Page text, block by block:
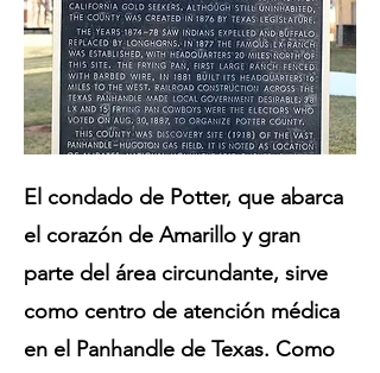
El condado de Potter, que abarca
el corazón de Amarillo y gran
parte del área circundante, sirve
como centro de atención médica
en el Panhandle de Texas. Como